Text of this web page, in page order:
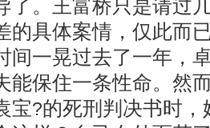
了。王富桥只是请过
的具体案情，仅此而
一晃过去了一年，卓
能保住一条性命。然
宝?的死刑判决书时